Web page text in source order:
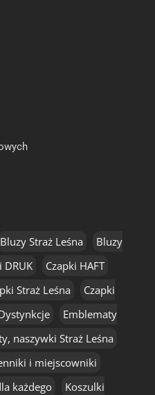
Bluzy Straż Leśna
Bluzy
DRUK
Czapki HAFT
Straż Leśna
Czapki
Emblematy
naszywki Straż Leśna
i miejscowniki
każdego
Koszulki